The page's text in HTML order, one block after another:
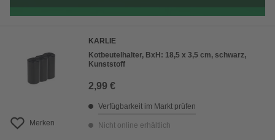
Merken
KARLIE
Kotbeutelhalter, BxH: 18,5 x 3,5 cm, schwarz,
Kunststoff
2,99 €
Verfügbarkeit im Markt prüfen
Nicht online erhältlich